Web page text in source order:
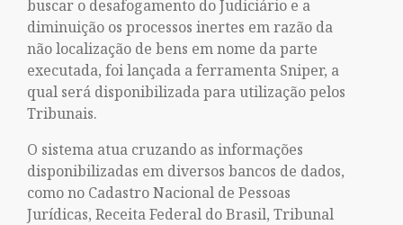
buscar o desafogamento do Judiciário e a
diminuição os processos inertes em razão da
não localização de bens em nome da parte
executada, foi lançada a ferramenta Sniper, a
qual será disponibilizada para utilização pelos
Tribunais.
O sistema atua cruzando as informações
disponibilizadas em diversos bancos de dados,
como no Cadastro Nacional de Pessoas
Jurídicas, Receita Federal do Brasil, Tribunal